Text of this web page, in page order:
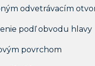
odvetrávacím
podľ obvodu hlavy
povrchom